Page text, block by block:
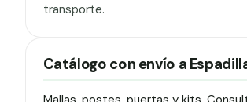
transporte.
Catálogo con envío a